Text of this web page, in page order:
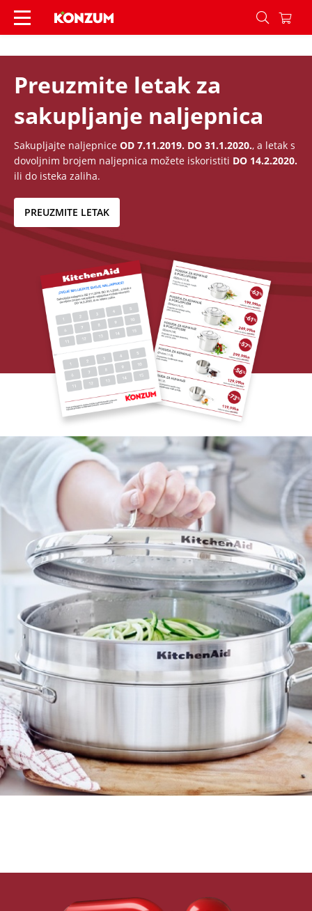
KitchenAid Nova - Konzum
Preuzmite letak za
sakupljanje naljepnica
Sakupljajte naljepnice OD 7.11.2019. DO 31.1.2020., a letak s
dovoljnim brojem naljepnica možete iskoristiti DO 14.2.2020.
ili do isteka zaliha.
PREUZMITE LETAK